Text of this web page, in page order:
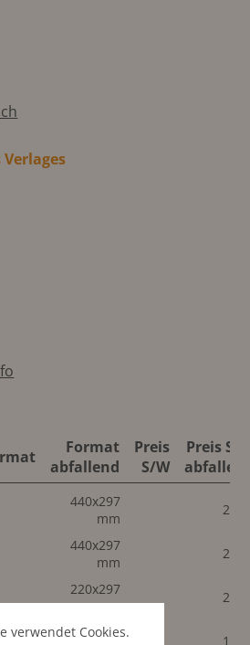
Format
abfallend
Preis
S/W
Preis S/
440x297
mm
440x297
mm
220x297
mm
220x297
verwendet Cookies.